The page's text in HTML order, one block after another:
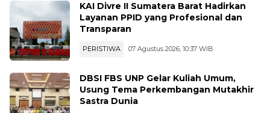
KAI Divre II Sumatera Barat Hadirkan
Layanan PPID yang Profesional dan
Transparan
PERISTIWA 07 Agustus 2026, 10:37 WIB
DBSI FBS UNP Gelar Kuliah Umum,
Usung Tema Perkembangan Mutakhir
Sastra Dunia